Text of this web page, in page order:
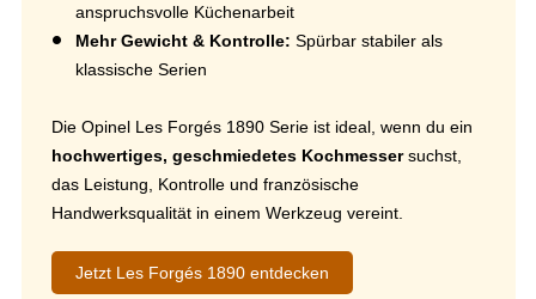
anspruchsvolle Küchenarbeit
Mehr Gewicht & Kontrolle: Spürbar stabiler als
klassische Serien
Die Opinel Les Forgés 1890 Serie ist ideal, wenn du ein
hochwertiges, geschmiedetes Kochmessersuchst,
das Leistung, Kontrolle und französische
Handwerksqualität in einem Werkzeug vereint.
Jetzt Les Forgés 1890 entdecken